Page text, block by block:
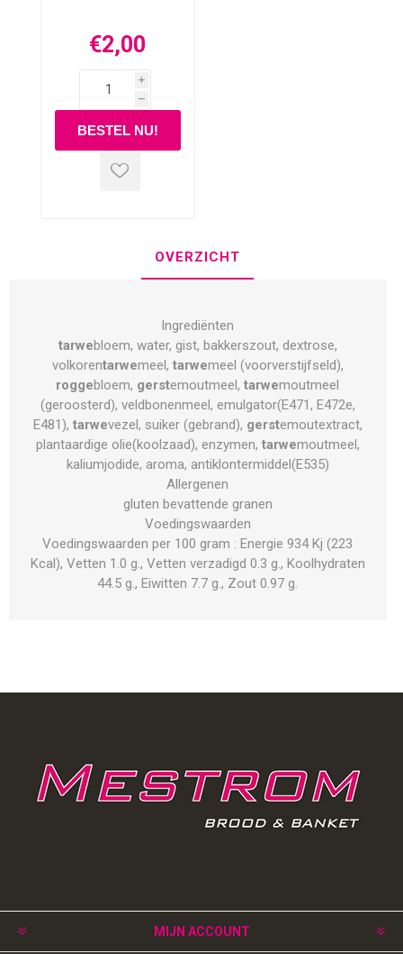
€2,00
i
h
OVERZICHT
Ingrediënten
tarwebloem, water, gist, bakkerszout, dextrose,
volkorentarwemeel, tarwemeel (voorverstijfseld),
roggebloem, gerstemoutmeel,tarwemoutmeel
(geroosterd), veldbonenmeel, emulgator(E471, E472e,
E481), tarwevezel, suiker (gebrand), gerstemoutextract,
plantaardige olie(koolzaad), enzymen, tarwemoutmeel,
kaliumjodide, aroma, antiklontermiddel(E535)
Allergenen
gluten bevattende granen
Voedingswaarden
Voedingswaarden per 100 gram : Energie 934 Kj (223
Kcal), Vetten 1.0 g., Vetten verzadigd 0.3 g., Koolhydraten
44.5 g., Eiwitten 7.7 g., Zout 0.97 g.
MIJN ACCOUNT